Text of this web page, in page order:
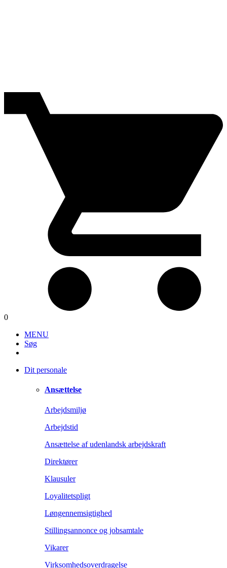
0
MENU
Søg
Dit personale
Ansættelse
Arbejdsmiljø
Arbejdstid
Ansættelse af udenlandsk arbejdskraft
Direktører
Klausuler
Loyalitetspligt
Løngennemsigtighed
Stillingsannonce og jobsamtale
Vikarer
Virksomhedsoverdragelse